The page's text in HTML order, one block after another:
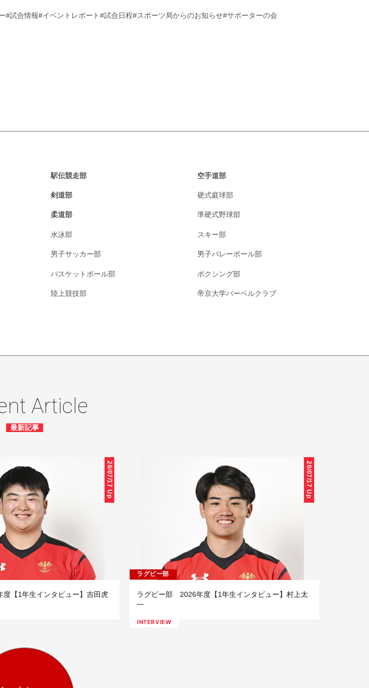
#試合情報#イベントレポート#試合日程#スポーツ局からのお知らせ#サポーターの会
駅伝競走部 空手道部
剣道部 硬式庭球部
柔道部 準硬式野球部
水泳部 スキー部
男子サッカー部 男子バレーボール部
バスケットボール部 ボクシング部
陸上競技部 帝京大学バーベルクラブ
Article
最新記事
26/07/17 Up
【1年生インタビュー】吉田虎
26/07/17 Up
ラグビー部
ラグビー部 2026年度【1年生インタビュー】村上太
一
INTERVIEW